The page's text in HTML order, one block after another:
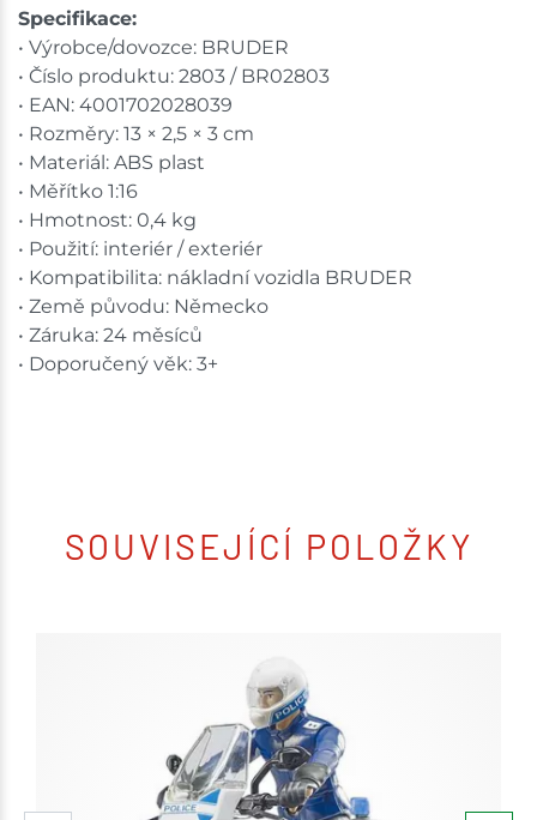
Specifikace:
• Výrobce/dovozce: BRUDER
• Číslo produktu: 2803 / BR02803
• EAN: 4001702028039
• Rozměry: 13 × 2,5 × 3 cm
• Materiál: ABS plast
• Měřítko 1:16
• Hmotnost: 0,4 kg
• Použití: interiér / exteriér
• Kompatibilita: nákladní vozidla BRUDER
• Země původu: Německo
• Záruka: 24 měsíců
• Doporučený věk: 3+
SOUVISEJÍCÍ POLOŽKY